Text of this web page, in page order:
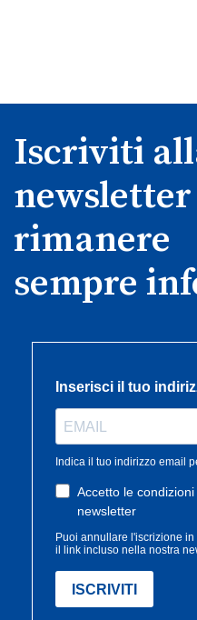
Iscriviti
rimanere
sempre